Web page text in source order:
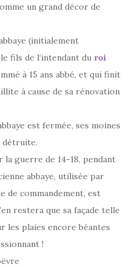
un grand décor de
(initialement
fils de l’intendant du roi
à 15 ans abbé, et qui finit
à cause de sa rénovation
est fermée, ses moines
détruite.
guerre de 14-18, pendant
abbaye, utilisée par
de commandement, est
restera que sa façade telle
les plaies encore béantes
!